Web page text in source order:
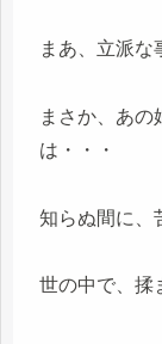
まあ、立派な
まさか、あの
は・・・
知らぬ間に、
世の中で、揉